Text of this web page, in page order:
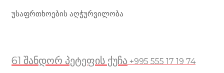
უსაფრთხოების აღჭურვილობა
61 შანდორ პეტეფის ქუჩა +995 555 17 19 74